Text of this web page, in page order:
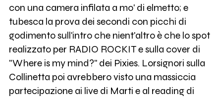
con una camera infilata a mo' di elmetto; e
tubesca la prova dei secondi con picchi di
godimento sull'intro che nient'altro è che lo spot
realizzato per RADIO ROCKIT e sulla cover di
"Where is my mind?" dei Pixies. Lorsignori sulla
Collinetta poi avrebbero visto una massiccia
partecipazione ai live di Marti e al reading di